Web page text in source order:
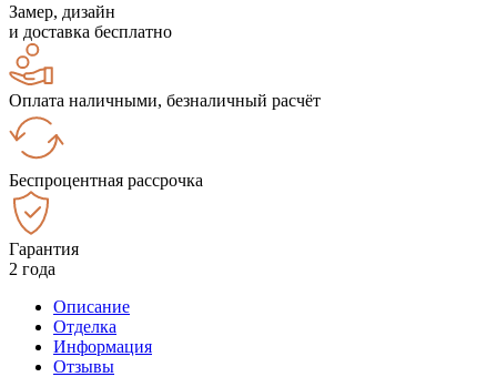
Замер, дизайн
и доставка бесплатно
Оплата наличными, безналичный расчёт
Беспроцентная рассрочка
Гарантия
2 года
Описание
Отделка
Информация
Отзывы